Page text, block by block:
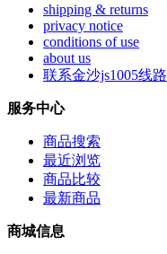
shipping & returns
privacy notice
conditions of use
about us
联系金沙js1005线路
服务中心
商品搜索
最近浏览
商品比较
最新商品
商城信息